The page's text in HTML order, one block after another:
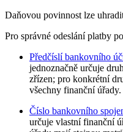
Daňovou povinnost lze
Pro správné odeslání platby
Předčíslí bankovního
jednoznačně určuje
zřízen; pro konkrétní
všechny finanční úřady.
Číslo bankovního
určuje vlastní finanční